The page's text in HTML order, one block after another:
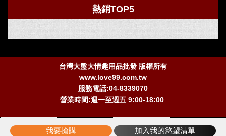
我要搶購 加入我的慾望清單
熱銷TOP5
台灣大盤大情趣用品批發 版權所有
www.love99.com.tw
服務電話:04-8339070
營業時間:週一至週五 9:00-18:00